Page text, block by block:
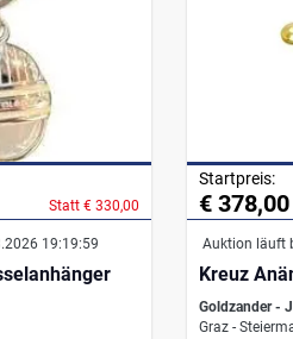
Statt € 330,00
19:19:59
Startpreis:
€ 378,00
Auktion läuft
Kreuz
Goldzander -
Graz -